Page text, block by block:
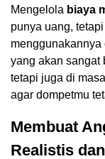
Mengelola biaya
punya uang,
yang akan sangat
tetapi juga di
agar dompetmu
Membuat
Realistis